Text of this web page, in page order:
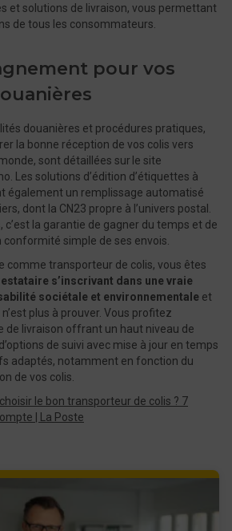
et solutions de livraison, vous permettant
de tous les consommateurs.
pour vos
douanières et procédures pratiques,
la bonne réception de vos colis vers
sont détaillées sur le site
Les solutions d’édition d’étiquettes à
également un remplissage automatisé
dont la CN23 propre à l’univers postal.
c’est la garantie de gagner du temps et de
conformité simple de ses envois.
comme transporteur de colis, vous êtes
s’inscrivant dans une vraie
sociétale et environnementale et
plus à prouver. Vous profitez
de livraison offrant un haut niveau de
de suivi avec mise à jour en temps
adaptés, notamment en fonction du
de vos colis.
le bon transporteur de colis ? 7
| La Poste